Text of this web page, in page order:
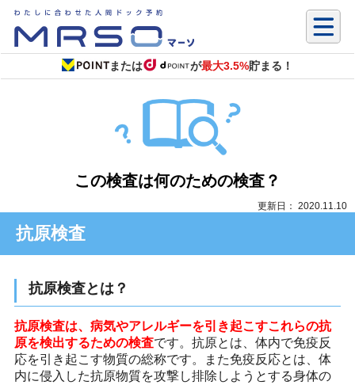
または が最大3.5%貯まる！
この検査は何のための検査？
更新日： 2020.11.10
抗原検査
抗原検査とは？
抗原検査は、病気やアレルギーを引き起こすこれらの抗
原を検出するための検査です。抗原とは、体内で免疫反
応を引き起こす物質の総称です。また免疫反応とは、体
内に侵入した抗原物質を攻撃し排除しようとする身体の